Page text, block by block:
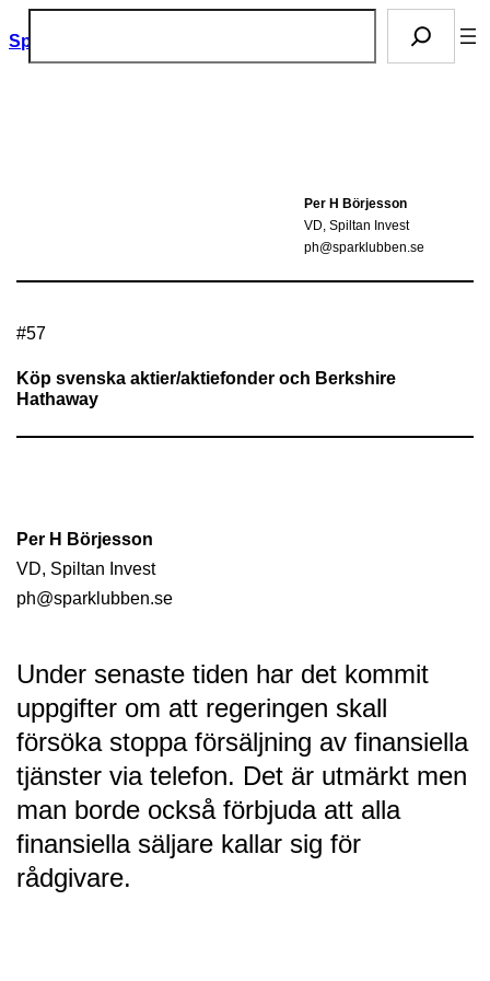
till
Sparklubben
ö
Per H Börjesson
VD, Spiltan Invest
ph@sparklubben.se
#57
Köp svenska aktier/aktiefonder och Berkshire
Hathaway
Per H Börjesson
VD, Spiltan Invest
ph@sparklubben.se
Under senaste tiden har det kommit
uppgifter om att regeringen skall
försöka stoppa försäljning av finansiella
tjänster via telefon. Det är utmärkt men
man borde också förbjuda att alla
finansiella säljare kallar sig för
rådgivare.